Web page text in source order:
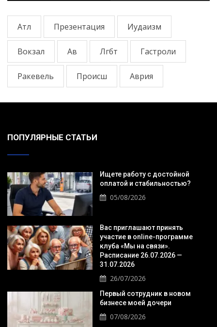
Атл Презентация Иудаизм
Вокзал Ав Лгбт Гастроли
Ракевель Происш Аврия
ПОПУЛЯРНЫЕ СТАТЬИ
Ищете работу с достойной
оплатой и стабильностью?
05/08/2026
Вас приглашают принять
участие в online-программе
клуба «Мы на связи».
Расписание 26.07.2026 —
31.07.2026
26/07/2026
Первый сотрудник в новом
бизнесе моей дочери
07/08/2026